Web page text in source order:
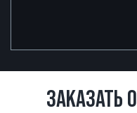
ЗАКАЗАТЬ